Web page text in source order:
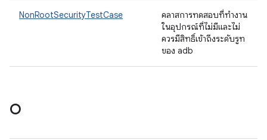
NonRootSecurityTestCase
คลาสการทดสอบที่ทำงาน
ในอุปกรณ์ที่ไม่มีและไม่
ควรมีสิทธิ์เข้าถึงระดับรูท
ของ adb
O